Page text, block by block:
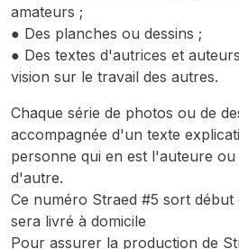
amateurs ;
● Des planches ou dessins ;
● Des textes d'autrices et
vision sur le travail des autres.
Chaque série de photos ou de
accompagnée d'un texte
personne qui en est l'auteure
d'autre.
Ce numéro Straed #5 sort début
sera livré à domicile
Pour assurer la production de